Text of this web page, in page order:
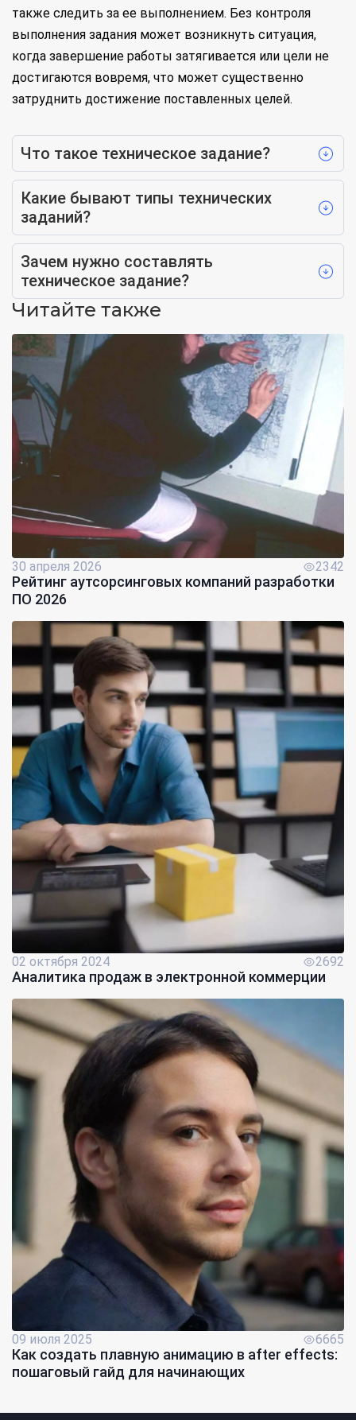
также следить за ее выполнением. Без контроля
выполнения задания может возникнуть ситуация,
когда завершение работы затягивается или цели не
достигаются вовремя, что может существенно
затруднить достижение поставленных целей.
Что такое техническое задание?
Какие бывают типы технических
заданий?
Зачем нужно составлять
техническое задание?
Читайте также
30 апреля 2026 2342
Рейтинг аутсорсинговых компаний разработки
ПО 2026
02 октября 2024 2692
Аналитика продаж в электронной коммерции
09 июля 2025 6665
Как создать плавную анимацию в after effects:
пошаговый гайд для начинающих